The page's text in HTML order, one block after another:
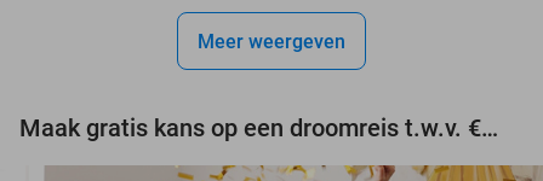
Meer weergeven
Maak gratis kans op een droomreis t.w.v. €3.000!